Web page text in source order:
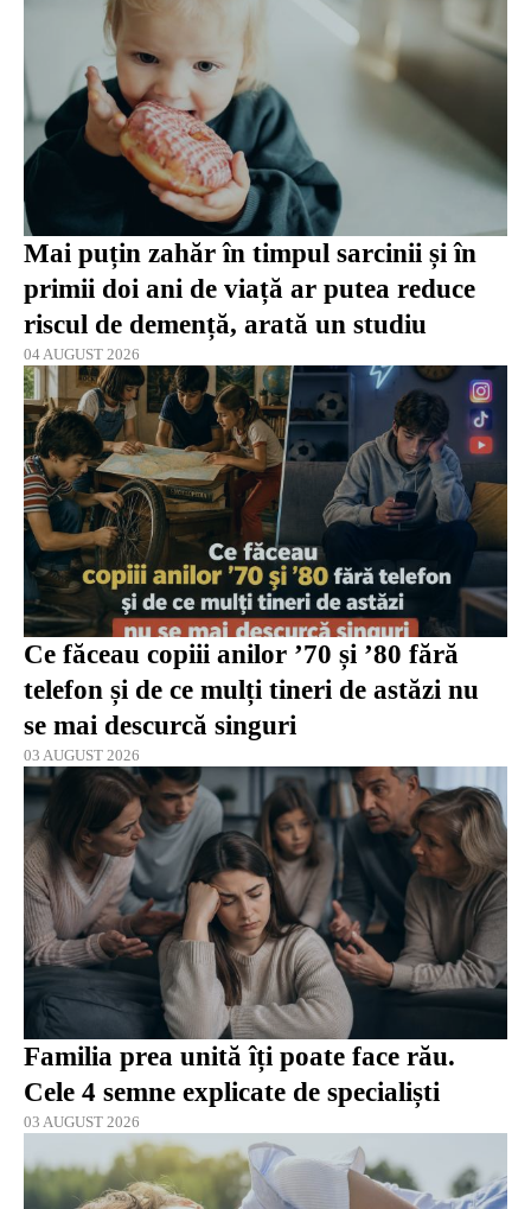
Mai puțin zahăr în timpul sarcinii și în
primii doi ani de viață ar putea reduce
riscul de demență, arată un studiu
04 AUGUST 2026
Ce făceau copiii anilor ’70 și ’80 fără
telefon și de ce mulți tineri de astăzi nu
se mai descurcă singuri
03 AUGUST 2026
Familia prea unită îți poate face rău.
Cele 4 semne explicate de specialiști
03 AUGUST 2026